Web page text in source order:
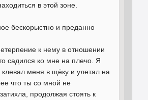
в этой зоне.
бескорыстно и преданно
к нему в отношении
садился ко мне на плечо. Я
меня в щёку и улетал на
что ты со мной не
продолжая стоять к